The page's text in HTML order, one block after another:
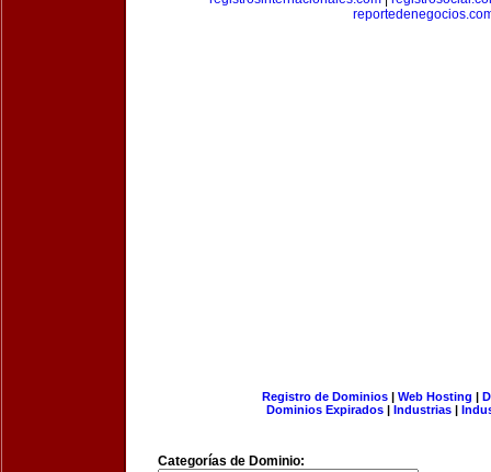
Registro de Dominios| Web Hosting |
Dominios Expirados | Industrias |
Categorías de Dominio: